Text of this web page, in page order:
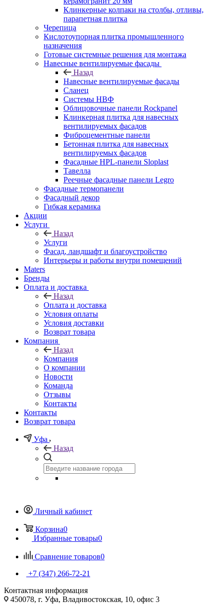
Клинкерные колпаки на столбы, отливы,
парапетная плитка
Черепица
Кислотоупорная плитка промышленного
назначения
Готовые системные решения для монтажа
Навесные вентилируемые фасады
Назад
Навесные вентилируемые фасады
Сланец
Системы НВФ
Облицовочные панели Rockpanel
Клинкерная плитка для навесных
вентилируемых фасадов
Фиброцементные панели
Бетонная плитка для навесных
вентилируемых фасадов
Фасадные HPL-панели Sloplast
Тавелла
Реечные фасадные панели Legro
Фасадные термопанели
Фасадный декор
Гибкая керамика
Акции
Услуги
Назад
Услуги
Фасад, ландшафт и благоустройство
Интерьеры и работы внутри помещений
Maters
Бренды
Оплата и доставка
Назад
Оплата и доставка
Условия оплаты
Условия доставки
Возврат товара
Компания
Назад
Компания
О компании
Новости
Команда
Отзывы
Контакты
Контакты
Возврат товара
Уфа
Назад
Личный кабинет
Корзина0
Избранные товары0
Сравнение товаров0
+7 (347) 266-72-21
Контактная информация
450078, г. Уфа, Владивостокская, 10, офис 3